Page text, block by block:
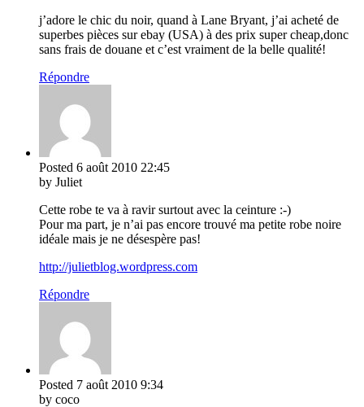
j’adore le chic du noir, quand à Lane Bryant, j’ai acheté de
superbes pièces sur ebay (USA) à des prix super cheap,donc
sans frais de douane et c’est vraiment de la belle qualité!
Répondre
Posted 6 août 2010 22:45
by Juliet
Cette robe te va à ravir surtout avec la ceinture :-)
Pour ma part, je n’ai pas encore trouvé ma petite robe noire
idéale mais je ne désespère pas!
http://julietblog.wordpress.com
Répondre
Posted 7 août 2010 9:34
by coco